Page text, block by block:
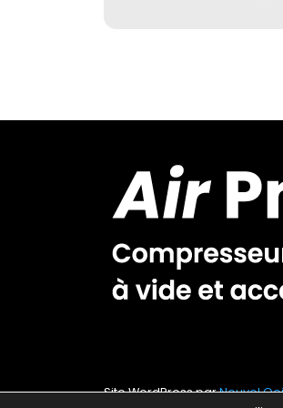
Site WordPress parNouvel